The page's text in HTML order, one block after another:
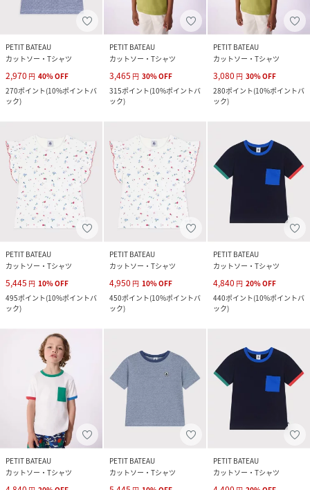
PETIT BATEAU
カットソー・Tシャツ
2,970 円 40%OFF
270ポイント(10%ポイントバ
ック)
PETIT BATEAU
カットソー・Tシャツ
3,465 円 30%OFF
315ポイント(10%ポイントバ
ック)
PETIT BATEAU
カットソー・Tシャツ
3,080 円 30%OFF
280ポイント(10%ポイントバ
ック)
PETIT BATEAU
カットソー・Tシャツ
5,445 円 10%OFF
495ポイント(10%ポイントバ
ック)
PETIT BATEAU
カットソー・Tシャツ
4,950 円 10%OFF
450ポイント(10%ポイントバ
ック)
PETIT BATEAU
カットソー・Tシャツ
4,840 円 20%OFF
440ポイント(10%ポイントバ
ック)
PETIT BATEAU
カットソー・Tシャツ
PETIT BATEAU
カットソー・Tシャツ
PETIT BATEAU
カットソー・Tシャツ